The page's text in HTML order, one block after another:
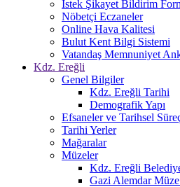
İstek Şikayet Bildirim
Nöbetçi Eczaneler
Online Hava Kalitesi
Bulut Kent Bilgi Sistemi
Vatandaş Memnuniyet
Kdz. Ereğli
Genel Bilgiler
Kdz. Ereğli Tarihi
Demografik Yapı
Efsaneler ve Tarihsel
Tarihi Yerler
Mağaralar
Müzeler
Kdz. Ereğli
Gazi Alemdar